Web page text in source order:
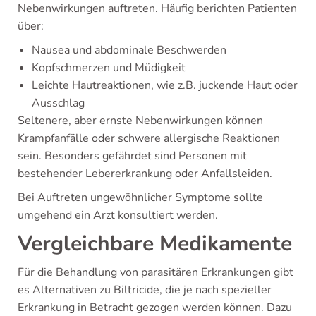
Nebenwirkungen auftreten. Häufig berichten Patienten
über:
Nausea und abdominale Beschwerden
Kopfschmerzen und Müdigkeit
Leichte Hautreaktionen, wie z.B. juckende Haut oder
Ausschlag
Seltenere, aber ernste Nebenwirkungen können
Krampfanfälle oder schwere allergische Reaktionen
sein. Besonders gefährdet sind Personen mit
bestehender Lebererkrankung oder Anfallsleiden.
Bei Auftreten ungewöhnlicher Symptome sollte
umgehend ein Arzt konsultiert werden.
Vergleichbare Medikamente
Für die Behandlung von parasitären Erkrankungen gibt
es Alternativen zu Biltricide, die je nach spezieller
Erkrankung in Betracht gezogen werden können. Dazu